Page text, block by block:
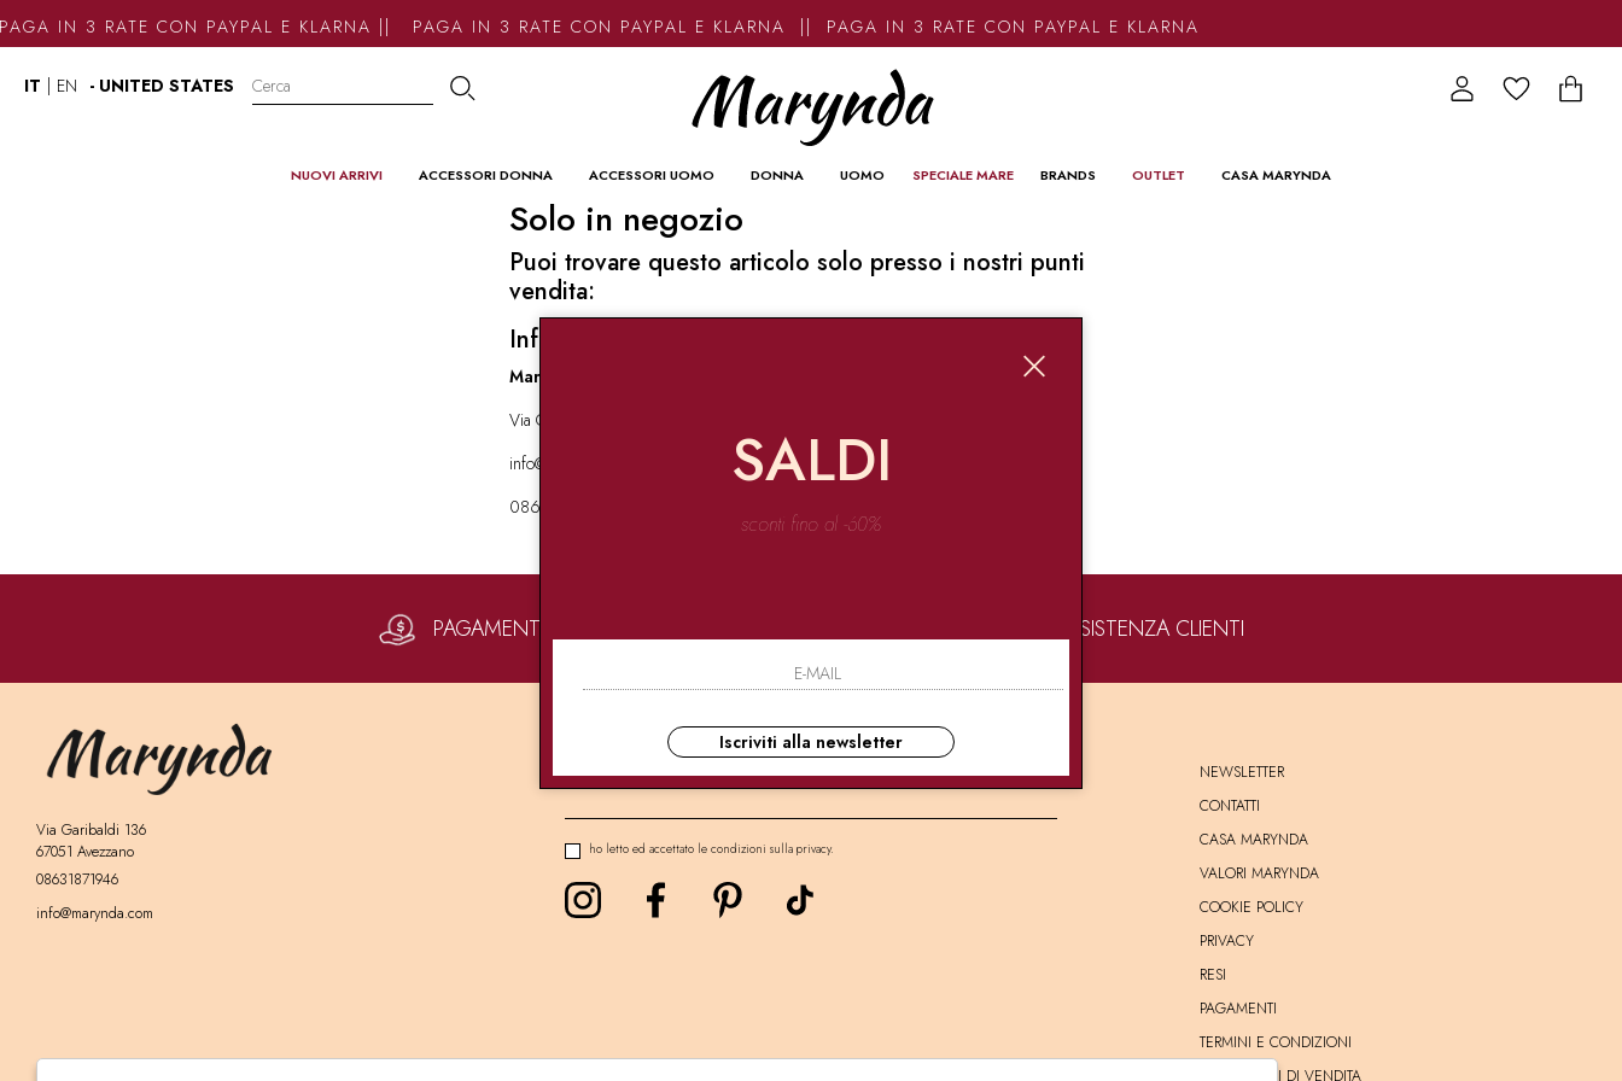
IN 3 RATE CON PAYPAL E KLARNA || PAGA IN 3 RATE CON PAYPAL E KLARNA || PAGA IN 3 RATE CON PAYPAL E KLARNA
IT EN - UNITED STATES
NUOVI ARRIVI ACCESSORI DONNA ACCESSORI UOMO DONNA UOMO SPECIALE MARE BRANDS OUTLET CASA MARYNDA
Solo in negozio
Puoi trovare questo articolo solo presso i nostri punti
vendita:
Info contatti
Marynda
Via Garibaldi 136 67051 Avezzano
info@marynda.com
08631871946
PAGAMENTI SICURI ASSISTENZA CLIENTI
Via Garibaldi 136
67051 Avezzano
08631871946
info@marynda.com
NEWSLETTER
ho letto ed accettato le condizioni sulla privacy.
NEWSLETTER
CONTATTI
CASA MARYNDA
VALORI MARYNDA
COOKIE POLICY
PRIVACY
RESI
PAGAMENTI
TERMINI E CONDIZIONI
CONDIZIONI DI VENDITA
SALDI
sconti fino al -60%
Iscriviti alla newsletter